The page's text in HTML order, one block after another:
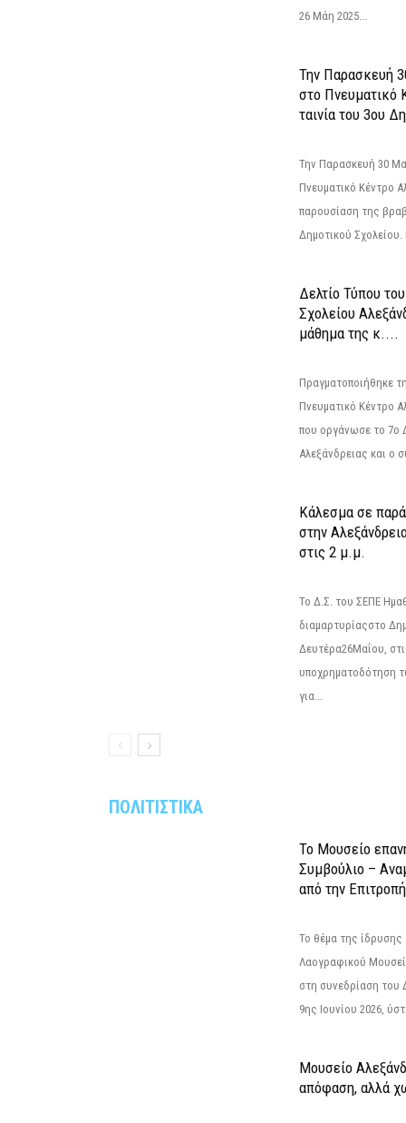
26 Μάη 2025...
Την Παρασκευή
στο Πνευματικό
ταινία του 3ου
Την Παρασκευή 30
Πνευματικό Κέντρο
παρουσίαση της
Δημοτικού Σχολείου.
Δελτίο Τύπου
Σχολείου
μάθημα της κ....
Πραγματοποιήθηκε
Πνευματικό Κέντρο
που οργάνωσε το 7ο
Αλεξάνδρειας και ο
Κάλεσμα σε
στην
στις 2 μ.μ.
Το Δ.Σ. του ΣΕΠΕ
διαμαρτυρίαςστο
Δευτέρα26Μαΐου,
υποχρηματοδότηση
για...
ΠΟΛΙΤΙΣΤΙΚΑ
Το Μουσείο
Συμβούλιο –
από την Επιτροπή
Το θέμα της ίδρυσης
Λαογραφικού
στη συνεδρίαση του
9ης Ιουνίου 2026,
Μουσείο
απόφαση, αλλά